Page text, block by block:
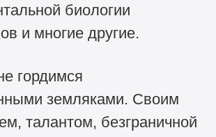
биологии
и многие другие.
гордимся
земляками. Своим
талантом, безграничной